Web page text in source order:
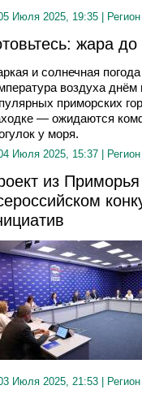
Июля 2025, 19:35 |
жара
и солнечная
воздуха
приморских
— ожидаются
у моря.
Июля 2025, 15:37 |
из
Июля 2025, 21:53 |